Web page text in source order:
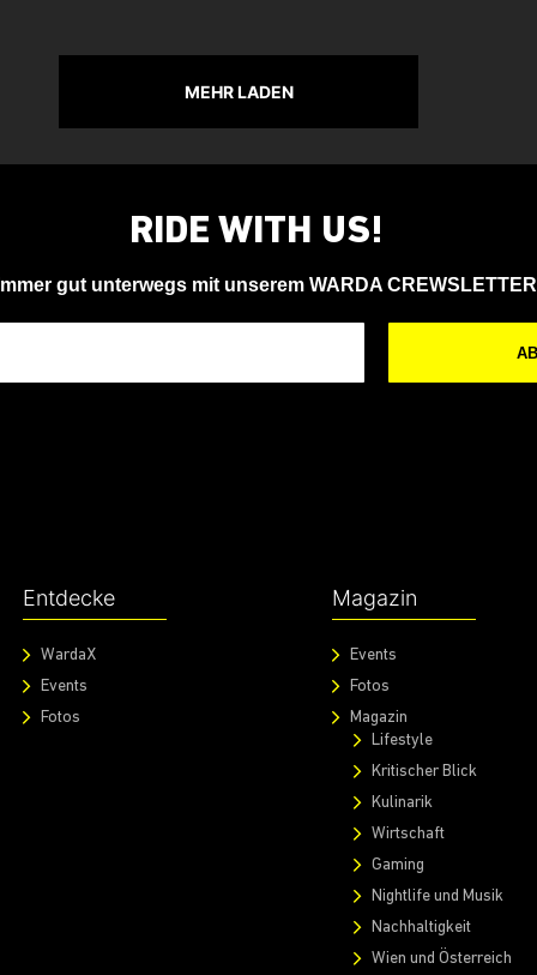
MEHR LADEN
RIDE WITH US!
Immer gut unterwegs mit unserem WARDA
Entdecke
WardaX
Events
Fotos
Magazin
Events
Fotos
Magazin
Lifestyle
Kritischer Blick
Kulinarik
Wirtschaft
Gaming
Nightlife und Musik
Nachhaltigkeit
Wien und Österreich